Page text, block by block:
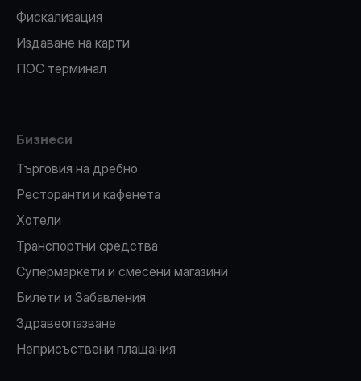
Фискализация
Издаване на карти
ПОС терминал
Бизнеси
Търговия на дребно
Ресторанти и кафенета
Хотели
Транспортни средства
Супермаркети и смесени магазини
Билети и Забавления
Здравеопазване
Неприсъствени плащания